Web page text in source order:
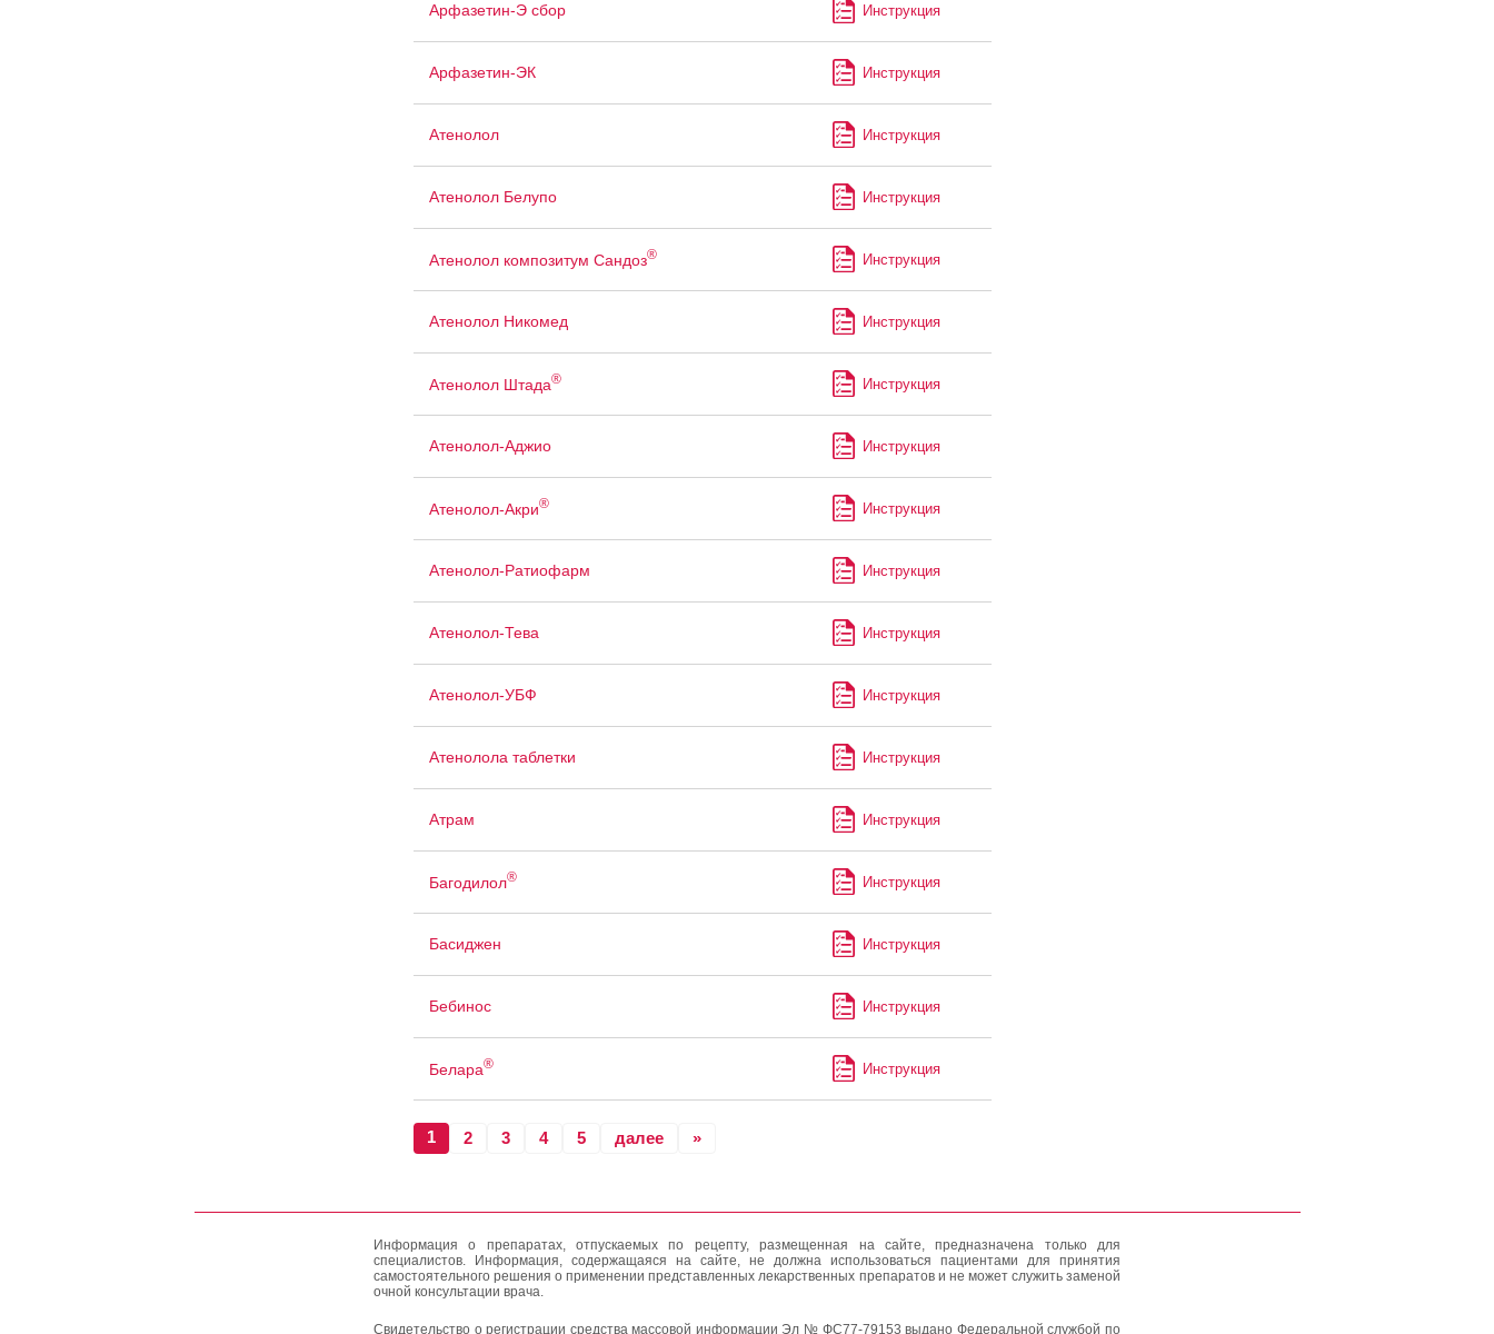
Арфазетин-Э сбор Инструкция
Арфазетин-ЭК Инструкция
Атенолол Инструкция
Атенолол Белупо Инструкция
Атенолол композитум Сандоз® Инструкция
Атенолол Никомед Инструкция
Атенолол Штада® Инструкция
Атенолол-Аджио Инструкция
Атенолол-Акри® Инструкция
Атенолол-Ратиофарм Инструкция
Атенолол-Тева Инструкция
Атенолол-УБФ Инструкция
Атенолола таблетки Инструкция
Атрам Инструкция
Багодилол® Инструкция
Басиджен Инструкция
Бебинос Инструкция
Белара® Инструкция
1 2 3 4 5 далее »
Информация о препаратах, отпускаемых по рецепту, размещенная на сайте, предназначена только для
специалистов. Информация, содержащаяся на сайте, не должна использоваться пациентами для принятия
самостоятельного решения о применении представленных лекарственных препаратов и не может служить заменой
очной консультации врача.
Свидетельство о регистрации средства массовой информации Эл № ФС77-79153 выдано Федеральной службой по